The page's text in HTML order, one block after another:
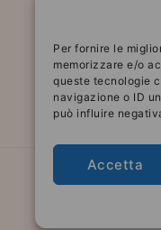
Per fornire le
memorizzare e/o
queste tecnologie
navigazione o ID
può influire
Accetta